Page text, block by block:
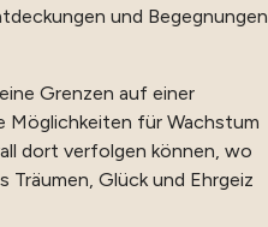
und Begegnungen
Grenzen auf einer
Möglichkeiten für Wachstum
dort verfolgen können, wo
Träumen, Glück und Ehrgeiz